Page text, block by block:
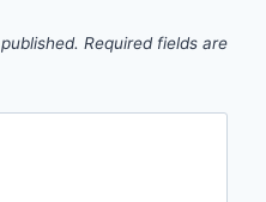
Required fields are